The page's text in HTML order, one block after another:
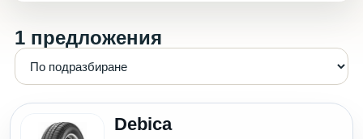
1 предложения
Debica